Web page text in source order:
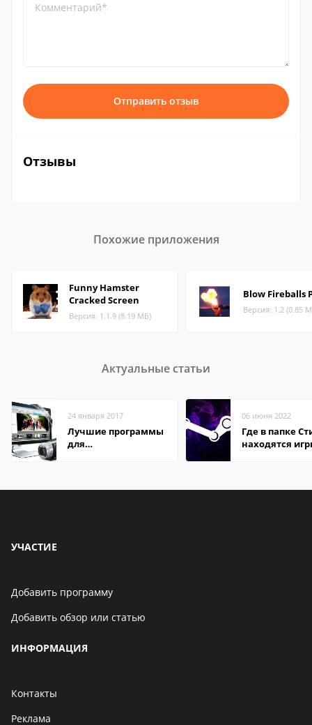
Комментарий*
Отправить отзыв
Отзывы
Похожие приложения
Funny Hamster
Cracked Screen
Версия: 1.1.9 (8.19 МБ)
Blow Fireballs
Версия: 1.2 (0.85
Актуальные статьи
24 января 2017
Лучшие программы
для
06 июня 2022
Где в папке
находятся
УЧАСТИЕ
Добавить программу
Добавить обзор или статью
ИНФОРМАЦИЯ
Контакты
Реклама